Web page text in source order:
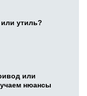
утиль?
или
нюансы